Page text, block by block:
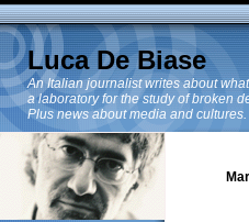
Luca De Biase
An Italian journalist writes about
a laboratory for the study of broken
Plus news about media and cultures.